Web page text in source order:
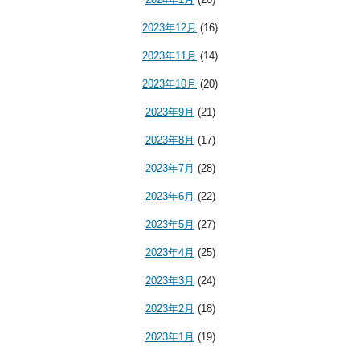
2023年12月 (16)
2023年11月 (14)
2023年10月 (20)
2023年9月 (21)
2023年8月 (17)
2023年7月 (28)
2023年6月 (22)
2023年5月 (27)
2023年4月 (25)
2023年3月 (24)
2023年2月 (18)
2023年1月 (19)